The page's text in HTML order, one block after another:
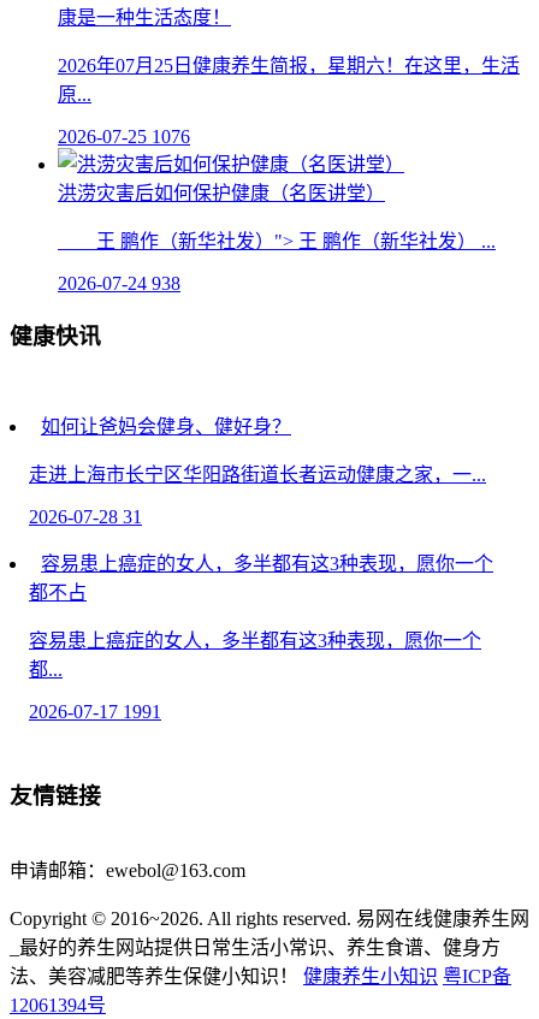
康是一种生活态度！
2026年07月25日健康养生简报，星期六！在这里，生活
原...
2026-07-25 1076
洪涝灾害后如何保护健康（名医讲堂）
王 鹏作（新华社发）"> 王 鹏作（新华社发） ...
2026-07-24 938
健康快讯
如何让爸妈会健身、健好身？
走进上海市长宁区华阳路街道长者运动健康之家，一...
2026-07-28 31
容易患上癌症的女人，多半都有这3种表现，愿你一个
都不占
容易患上癌症的女人，多半都有这3种表现，愿你一个
都...
2026-07-17 1991
吃避孕药后出现乳房胀痛，通常是由药物中的激素成...
吃，血脂稳降
高血脂不能吃土豆？忠告：不止土豆，这3种食物要少
吃，血...
友情链接
申请邮箱：ewebol@163.com
Copyright © 2016~2026. All rights reserved. 易网在线健康养生网
_最好的养生网站提供日常生活小常识、养生食谱、健身方
法、美容减肥等养生保健小知识！ 健康养生小知识 粤ICP备
12061394号